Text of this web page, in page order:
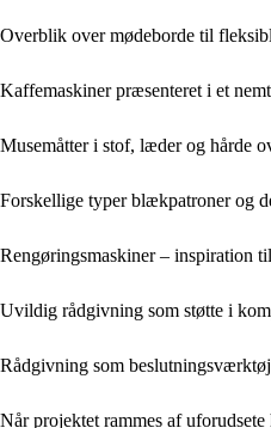
Overblik over mødeborde til
Kaffemaskiner præsenteret i et
Musemåtter i stof, læder og hårde
Forskellige typer blækpatroner og
Rengøringsmaskiner – inspiration
Uvildig rådgivning som støtte i
Rådgivning som
Når projektet rammes af